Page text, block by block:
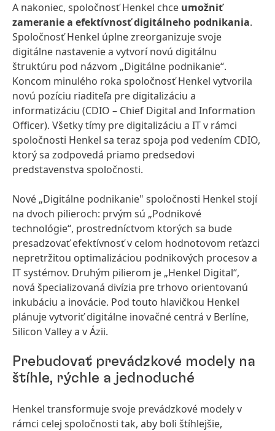
A nakoniec, spoločnosť Henkel chce umožniť
zameranie a efektívnosť digitálneho podnikania.
Spoločnosť Henkel úplne zreorganizuje svoje
digitálne nastavenie a vytvorí novú digitálnu
štruktúru pod názvom „Digitálne podnikanie“.
Koncom minulého roka spoločnosť Henkel vytvorila
novú pozíciu riaditeľa pre digitalizáciu a
informatizáciu (CDIO – Chief Digital and Information
Officer). Všetky tímy pre digitalizáciu a IT v rámci
spoločnosti Henkel sa teraz spoja pod vedením CDIO,
ktorý sa zodpovedá priamo predsedovi
predstavenstva spoločnosti.
Nové „Digitálne podnikanie" spoločnosti Henkel stojí
na dvoch pilieroch: prvým sú „Podnikové
technológie“, prostredníctvom ktorých sa bude
presadzovať efektívnosť v celom hodnotovom reťazci
nepretržitou optimalizáciou podnikových procesov a
IT systémov. Druhým pilierom je „Henkel Digital“,
nová špecializovaná divízia pre trhovo orientovanú
inkubáciu a inovácie. Pod touto hlavičkou Henkel
plánuje vytvoriť digitálne inovačné centrá v Berlíne,
Silicon Valley a v Ázii.
Prebudovať prevádzkové modely na
štíhle, rýchle a jednoduché
Henkel transformuje svoje prevádzkové modely v
rámci celej spoločnosti tak, aby boli štíhlejšie,